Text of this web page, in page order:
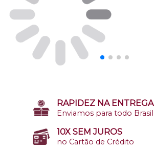
RAPIDEZ NA ENTREGA
Enviamos para todo Brasil
10X SEM JUROS
no Cartão de Crédito